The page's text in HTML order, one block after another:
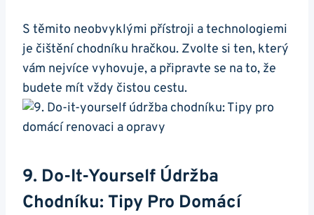
S ⁢těmito neobvyklými přístroji⁢ a technologiemi
je⁢ čištění⁢ chodníku hračkou.⁤ Zvolte si ten,⁤ který‍
vám nejvíce vyhovuje, a připravte⁤ se na to, že
budete ⁤mít vždy čistou cestu.
9. Do-It-Yourself Údržba
Chodníku: Tipy Pro‌ Domácí